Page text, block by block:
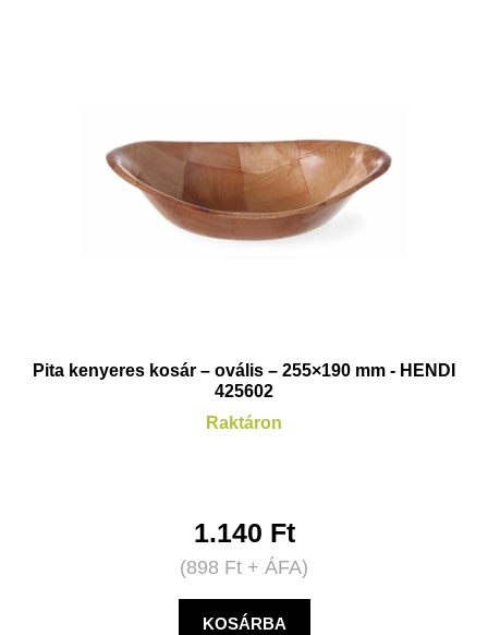
Pita kenyeres kosár – ovális – 255×190 mm - HENDI
425602
Raktáron
1.140 Ft
(898 Ft + ÁFA)
KOSÁRBA